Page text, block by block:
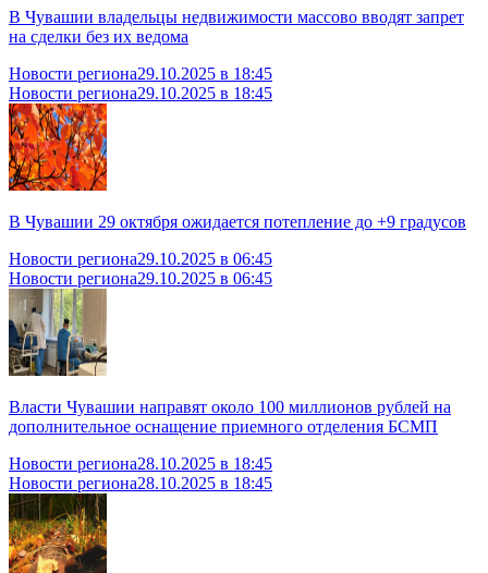
В Чувашии владельцы недвижимости массово вводят запрет
на сделки без их ведома
Новости региона29.10.2025 в 18:45
Новости региона29.10.2025 в 18:45
В Чувашии 29 октября ожидается потепление до +9 градусов
Новости региона29.10.2025 в 06:45
Новости региона29.10.2025 в 06:45
Власти Чувашии направят около 100 миллионов рублей на
дополнительное оснащение приемного отделения БСМП
Новости региона28.10.2025 в 18:45
Новости региона28.10.2025 в 18:45